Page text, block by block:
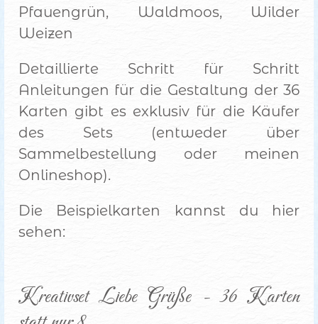
Pfauengrün, Waldmoos, Wilder
Weizen
Detaillierte Schritt für Schritt
Anleitungen für die Gestaltung der 36
Karten gibt es exklusiv für die Käufer
des Sets (entweder über
Sammelbestellung oder meinen
Onlineshop).
Die Beispielkarten kannst du hier
sehen:
Kreativset Liebe Grüße - 36 Karten